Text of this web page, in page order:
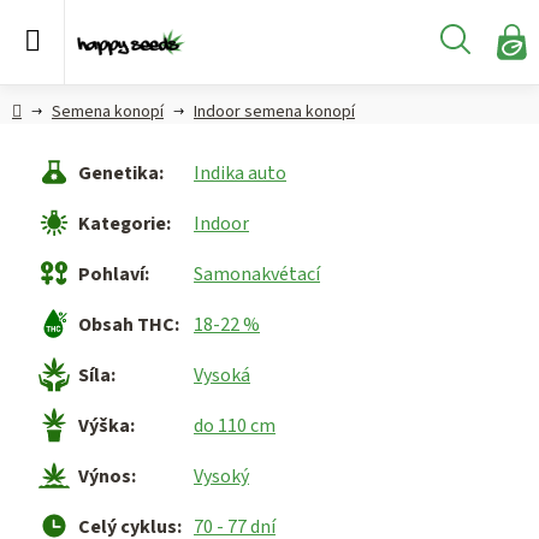
Hledat
Semena
CBD,
CBG a
HHC
konopí
Konopné
produkty
Hašiš
Kratom
HlavníSemena konopí Indoor semena konopí
Genetika:
Indika auto
Kategorie:
Indoor
Pohlaví:
Samonakvétací
Obsah THC: 18-22 %
Síla:
Vysoká
Výška:
do 110 cm
Výnos:
Vysoký
Celý cyklus: 70 - 77 dní